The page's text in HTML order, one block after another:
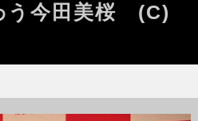
う今田美桜 (C)